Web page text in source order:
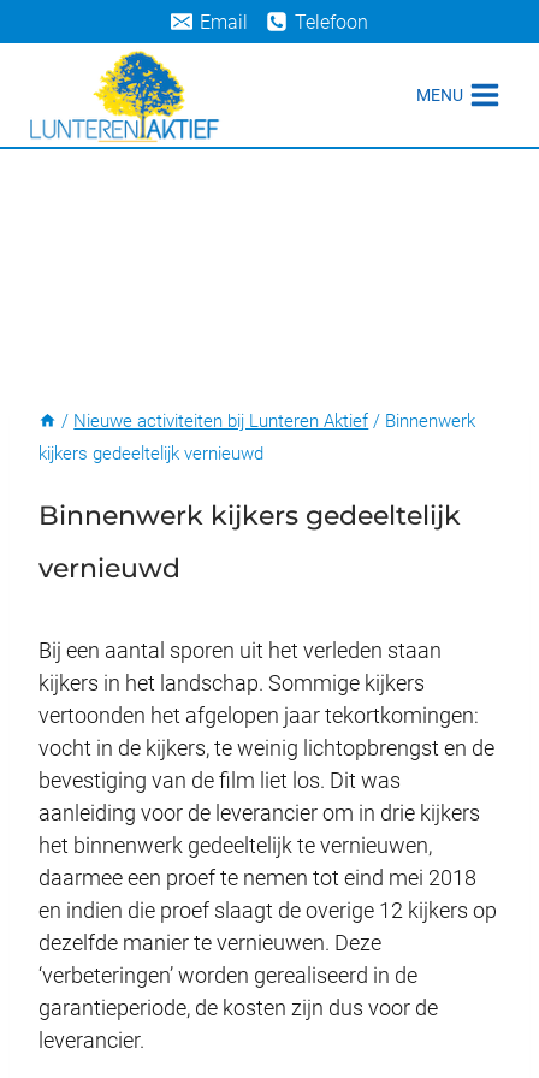
naar
Email Telefoon
MENU
/ Nieuwe activiteiten bij Lunteren Aktief / Binnenwerk
kijkers gedeeltelijk vernieuwd
Binnenwerk kijkers gedeeltelijk
vernieuwd
Bij een aantal sporen uit het verleden staan
kijkers in het landschap. Sommige kijkers
vertoonden het afgelopen jaar tekortkomingen:
vocht in de kijkers, te weinig lichtopbrengst en de
bevestiging van de film liet los. Dit was
aanleiding voor de leverancier om in drie kijkers
het binnenwerk gedeeltelijk te vernieuwen,
daarmee een proef te nemen tot eind mei 2018
en indien die proef slaagt de overige 12 kijkers op
dezelfde manier te vernieuwen. Deze
‘verbeteringen’ worden gerealiseerd in de
garantieperiode, de kosten zijn dus voor de
leverancier.